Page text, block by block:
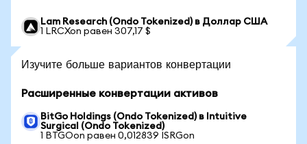
Lam Research (Ondo Tokenized) в Доллар США
1 LRCXon равен 307,17 $
Изучите больше вариантов конвертации
Расширенные конвертации активов
BitGo Holdings (Ondo Tokenized) в Intuitive
Surgical (Ondo Tokenized)
1 BTGOon равен 0,012839 ISRGon